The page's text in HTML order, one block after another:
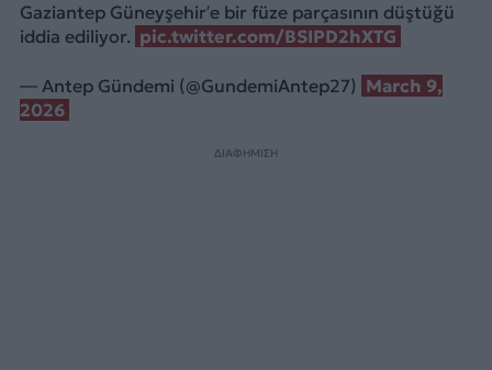
Gaziantep Güneyşehir’e bir füze parçasının düştüğü
iddia ediliyor. pic.twitter.com/BSIPD2hXTG
— Antep Gündemi (@GundemiAntep27) March 9,
2026
ΔΙΑΦΗΜΙΣΗ